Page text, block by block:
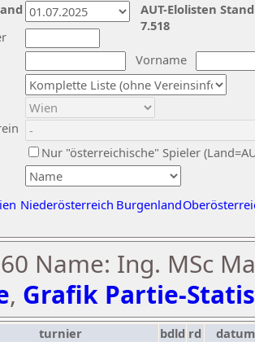
Vorname
Nur "österreichische" Spieler
Niederösterreich Burgenland
AUT-Elolisten
7.518
Name: Ing. MSc
, Grafik Partie-
turnier bdld rd
datum